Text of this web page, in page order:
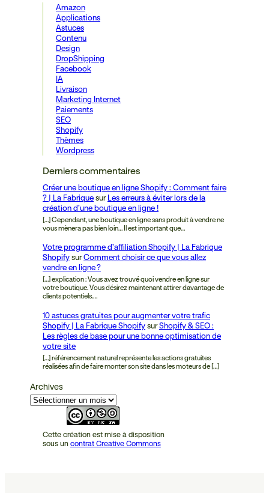
Amazon
Applications
Astuces
Contenu
Design
DropShipping
Facebook
IA
Livraison
Marketing Internet
Paiements
SEO
Shopify
Thèmes
Wordpress
Derniers commentaires
Créer une boutique en ligne Shopify : Comment faire
? | La Fabrique sur Les erreurs à éviter lors de la
création d’une boutique en ligne !
[…] Cependant, une boutique en ligne sans produit à vendre ne
vous mènera pas bien loin… Il est important que…
Votre programme d’affiliation Shopify | La Fabrique
Shopify surComment choisir ce que vous allez
vendre en ligne ?
[…] explication : Vous avez trouvé quoi vendre en ligne sur
votre boutique. Vous désirez maintenant attirer davantage de
clients potentiels.…
10 astuces gratuites pour augmenter votre trafic
Shopify | La Fabrique Shopify surShopify & SEO :
Les règles de base pour une bonne optimisation de
votre site
[…] référencement naturel représente les actions gratuites
réalisées afin de faire monter son site dans les moteurs de […]
Archives
Cette création est mise à disposition
sous un contrat Creative Commons